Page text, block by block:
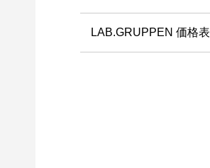
LAB.GRUPPEN 価格表